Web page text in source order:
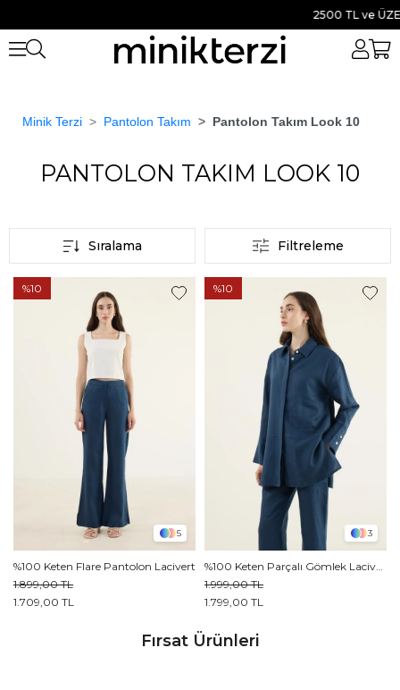
2500 TL ve
Anasayfa PANTOLON TAKIM LOOK 10
Minik Terzi Pantolon Takım Pantolon Takım Look 10
PANTOLON TAKIM LOOK 10
Filtreleme
Sıralama
5
%100 Keten Flare Pantolon Lacivert
1.709,00 TL
1.899,00 TL
%10
3
1.799,00 TL
1.999,00 TL
%10
Fırsat Ürünleri